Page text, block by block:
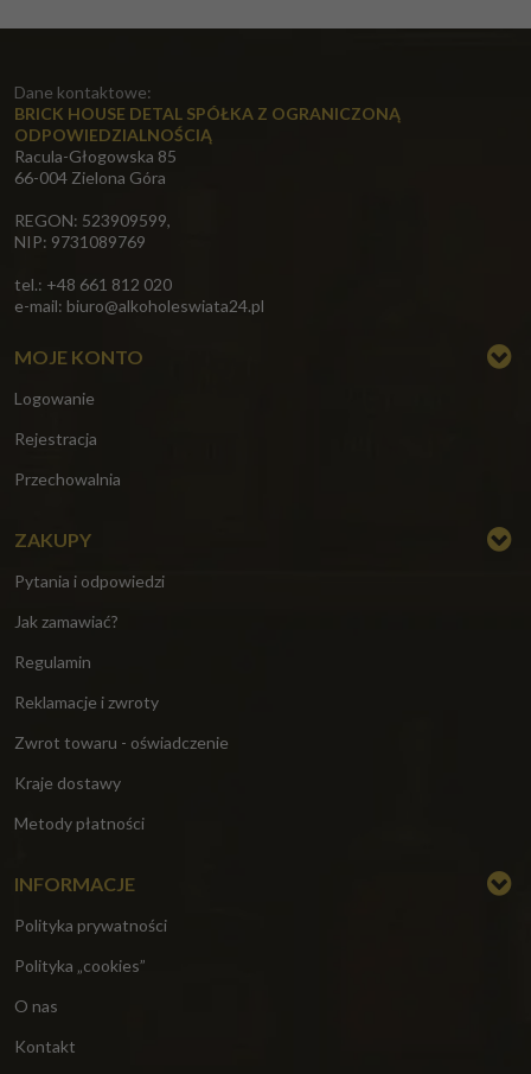
Dane kontaktowe:
BRICK HOUSE DETAL SPÓŁKA Z OGRANICZONĄ
ODPOWIEDZIALNOŚCIĄ
Racula-Głogowska 85
66-004 Zielona Góra
REGON: 523909599,
NIP: 9731089769
tel.: +48 661 812 020
e-mail: biuro@alkoholeswiata24.pl
MOJE KONTO
Logowanie
Rejestracja
Przechowalnia
ZAKUPY
Pytania i odpowiedzi
Jak zamawiać?
Regulamin
Reklamacje i zwroty
Zwrot towaru - oświadczenie
Kraje dostawy
Metody płatności
INFORMACJE
Polityka prywatności
Polityka „cookies”
O nas
Kontakt